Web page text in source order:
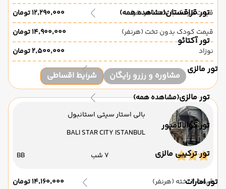
تور قزاقستان(مشاهده همه)
تور آکتائو
تور مالزی
تور مالزی(مشاهده همه)
تور کوالالامپور
تور ترکیبی مالزی
تور امارات
قیمت کودک با تخت (هر نفر)
۱۲٬۲۹۰٬۰۰۰ تومان
قیمت کودک بدون تخت (هرنفر)
۱۴٬۹۰۰٬۰۰۰ تومان
نوزاد
۲٬۵۰۰٬۰۰۰ تومان
مشاوره و رزرو رایگان شرایط اقساطی
بالی استار سیتی استانبول
BALI STAR CITY ISTANBUL
7 شب BB
قیمت 2 تخته (هرنفر)
۱۴٬۱۶۰٬۰۰۰ تومان